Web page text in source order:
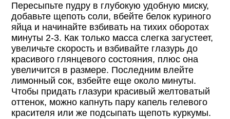
Пересыпьте пудру в глубокую удобную миску,
добавьте щепоть соли, вбейте белок куриного
яйца и начинайте взбивать на тихих оборотах
минуты 2-3. Как только масса слегка загустеет,
увеличьте скорость и взбивайте глазурь до
красивого глянцевого состояния, плюс она
увеличится в размере. Последним влейте
лимонный сок, взбейте еще около минуты.
Чтобы придать глазури красивый желтоватый
оттенок, можно капнуть пару капель гелевого
красителя или же подсыпать щепоть куркумы.